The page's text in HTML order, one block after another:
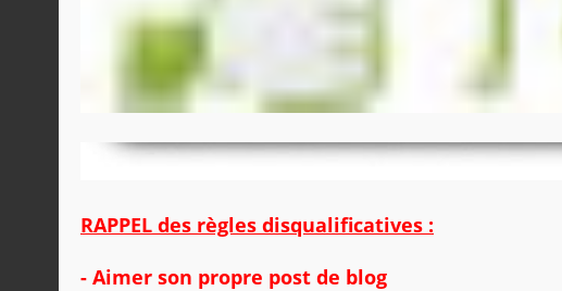
RAPPEL des règles disqualificatives :
- Aimer son propre post de blog